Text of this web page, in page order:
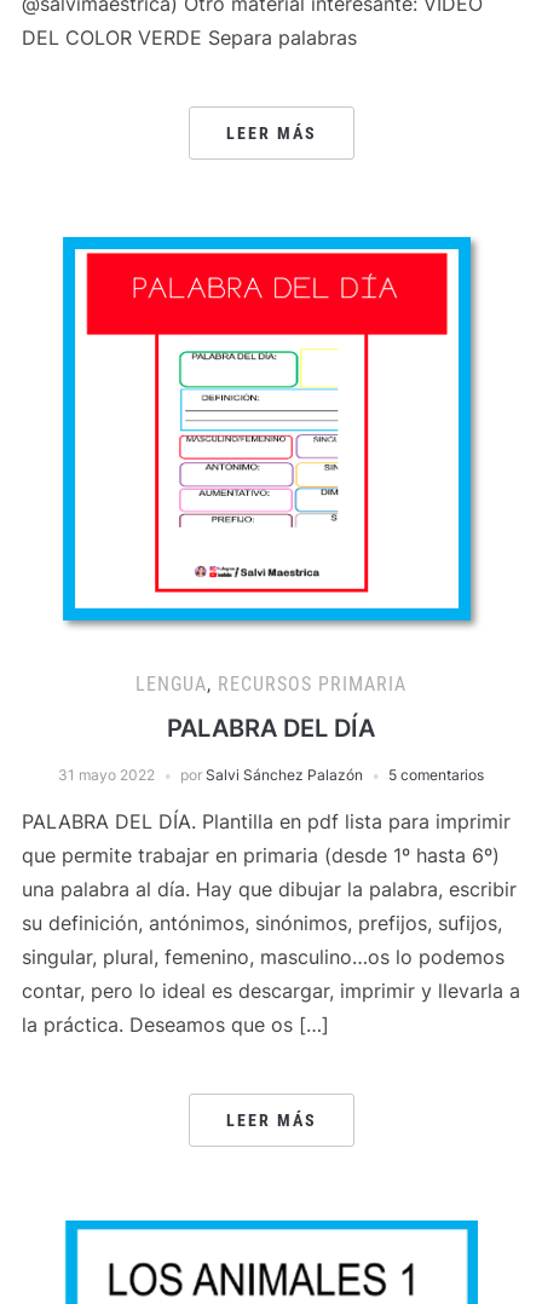
DEL COLOR VERDE Separa palabras
LEER MÁS
LENGUA, RECURSOS PRIMARIA
PALABRA DEL DÍA
31 mayo 2022 por Salvi Sánchez Palazón 5 comentarios
PALABRA DEL DÍA. Plantilla en pdf lista para imprimir
que permite trabajar en primaria (desde 1º hasta 6º)
una palabra al día. Hay que dibujar la palabra, escribir
su definición, antónimos, sinónimos, prefijos, sufijos,
singular, plural, femenino, masculino…os lo podemos
contar, pero lo ideal es descargar, imprimir y llevarla a
la práctica. Deseamos que os […]
LEER MÁS